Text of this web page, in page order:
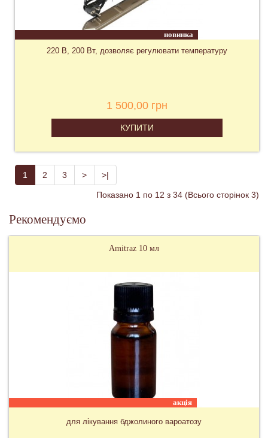
новинка
220 В, 200 Вт, дозволяє регулювати температуру
1 500,00 грн
КУПИТИ
1 2 3 > >|
Показано 1 по 12 з 34 (Всього сторінок 3)
Рекомендуємо
Керосин 1 літр
для Варомору, Угорщина